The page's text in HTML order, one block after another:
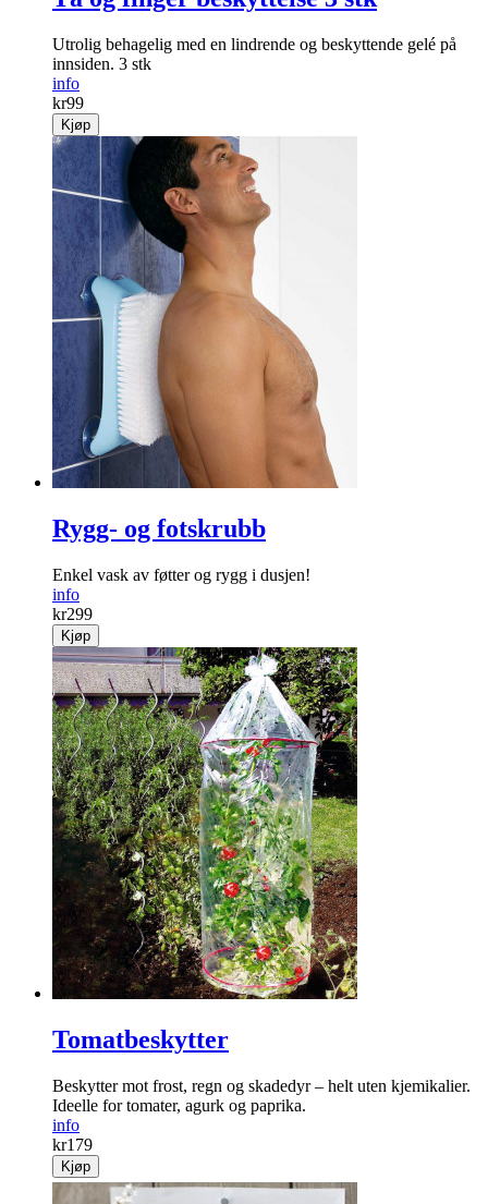
Utrolig behagelig med en lindrende og beskyttende gelé på
innsiden. 3 stk
info
kr99
Kjøp
Rygg- og fotskrubb
Enkel vask av føtter og rygg i dusjen!
info
kr299
Kjøp
Tomatbeskytter
Beskytter mot frost, regn og skadedyr – helt uten kjemikalier.
Ideelle for tomater, agurk og paprika.
info
kr179
Kjøp